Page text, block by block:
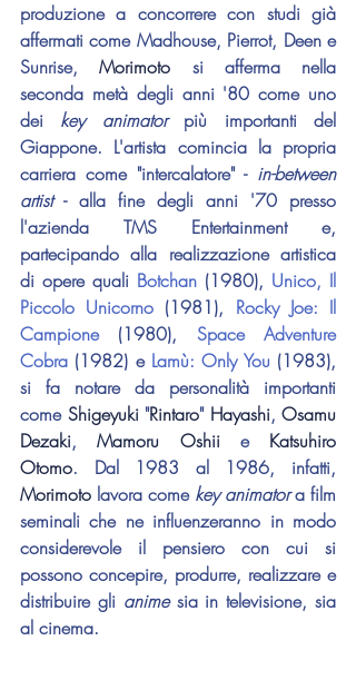
produzione a concorrere con studi già
affermati come Madhouse, Pierrot, Deen e
Sunrise, Morimoto si afferma nella
seconda metà degli anni '80 come uno
dei key animator più importanti del
Giappone. L'artista comincia la propria
carriera come "intercalatore" - in-between
artist - alla fine degli anni '70 presso
l'azienda TMS Entertainment e,
partecipando alla realizzazione artistica
di opere quali Botchan (1980), Unico, Il
Piccolo Unicorno (1981), Rocky Joe: Il
Campione (1980), Space Adventure
Cobra (1982) e Lamù: Only You (1983),
si fa notare da personalità importanti
come Shigeyuki "Rintaro" Hayashi, Osamu
Dezaki, Mamoru Oshii e Katsuhiro
Otomo
Morimoto lavora come key animator a film
seminali che ne influenzeranno in modo
considerevole il pensiero con cui si
possono concepire, produrre, realizzare e
distribuire gli anime sia in televisione, sia
al cinema.